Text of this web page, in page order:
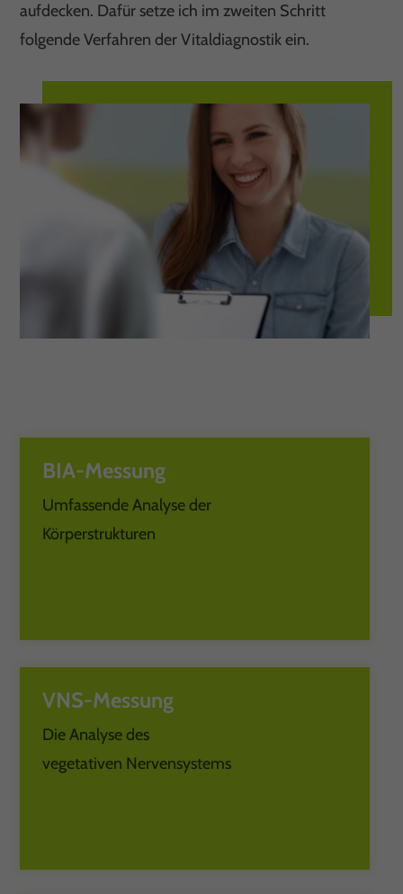
aufdecken. Dafür setze ich im zweiten Schritt
folgende Verfahren der Vitaldiagnostik ein.
BIA-Messung
Umfassende Analyse der
Körperstrukturen
VNS-Messung
Die Analyse des
vegetativen Nervensystems